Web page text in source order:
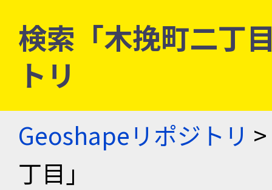
検索「木挽町二丁
トリ
Geoshapeリポジトリ >
丁目」